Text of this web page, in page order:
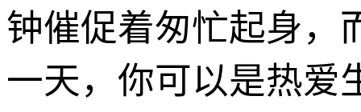
钟催促着匆忙起身，
一天，你可以是热爱